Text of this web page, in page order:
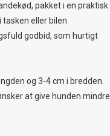
pakket i en praktisk
tasken eller bilen
godbid, som hurtigt
og 3-4 cm i bredden.
at give hunden mindre